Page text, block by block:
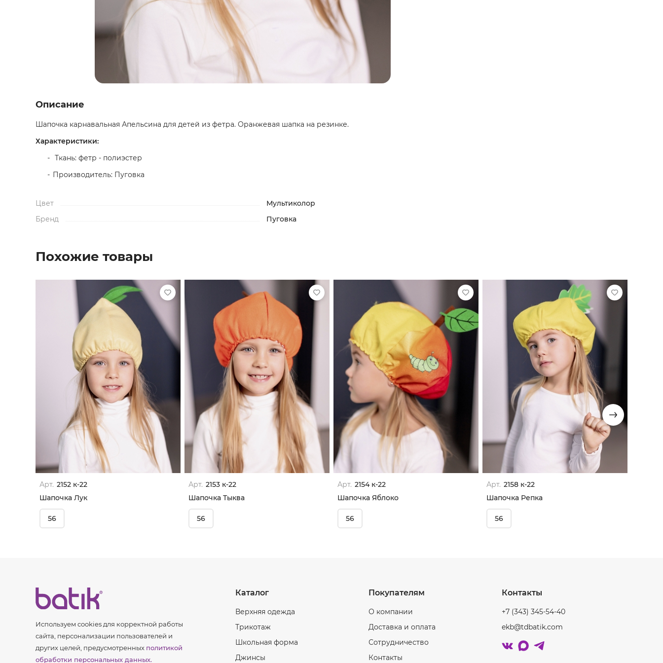
Описание
Шапочка карнавальная Апельсина для детей из фетра. Оранжевая шапка на резинке.
Характеристики:
Ткань: фетр - полиэстер
Производитель: Пуговка
Цвет
Мультиколор
Бренд
Пуговка
Похожие товары
Арт. 2152 к-22
Шапочка Лук
56
Арт. 2153 к-22
Шапочка Тыква
56
Арт. 2154 к-22
Шапочка Яблоко
56
Арт. 2158 к-22
Шапочка Репка
56
Используем cookies для корректной работы
сайта, персонализации пользователей и
других целей, предусмотренных политикой
обработки персональных данных.
Каталог
Верхняя одежда
Трикотаж
Школьная форма
Джинсы
Покупателям
О компании
Доставка и оплата
Сотрудничество
Контакты
Контакты
+7 (343) 345-54-40
ekb@tdbatik.com